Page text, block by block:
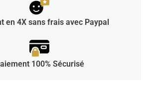
en 4X sans frais avec Paypal
100% Sécurisé